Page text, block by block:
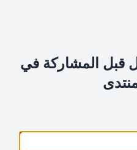
قبل المشاركة في